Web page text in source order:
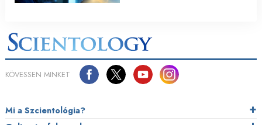
KÖVESSEN MINKET
Mi a Szcientológia?